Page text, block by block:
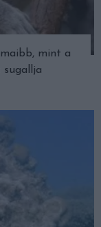
mint a
sugallja